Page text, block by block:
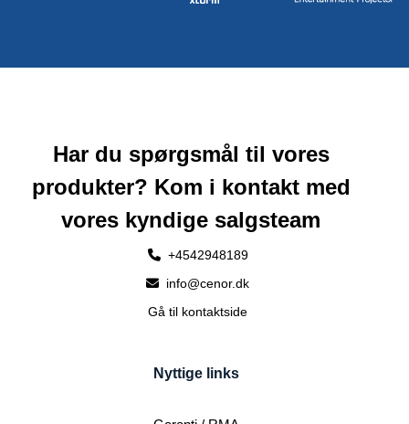
Har du spørgsmål til vores
produkter? Kom i kontakt med
vores kyndige salgsteam
+4542948189
info@cenor.dk
Gå til kontaktside
Nyttige links